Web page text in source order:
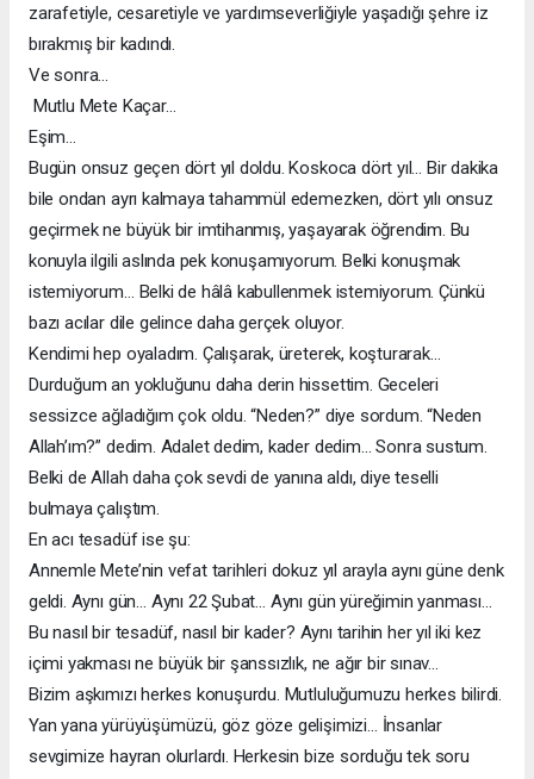
zarafetiyle, cesaretiyle ve yardımseverliğiyle yaşadığı şehre iz
bırakmış bir kadındı.
Ve sonra…
Mutlu Mete Kaçar…
Eşim…
Bugün onsuz geçen dört yıl doldu. Koskoca dört yıl… Bir dakika
bile ondan ayrı kalmaya tahammül edemezken, dört yılı onsuz
geçirmek ne büyük bir imtihanmış, yaşayarak öğrendim. Bu
konuyla ilgili aslında pek konuşamıyorum. Belki konuşmak
istemiyorum… Belki de hâlâ kabullenmek istemiyorum. Çünkü
bazı acılar dile gelince daha gerçek oluyor.
Kendimi hep oyaladım. Çalışarak, üreterek, koşturarak…
Durduğum an yokluğunu daha derin hissettim. Geceleri
sessizce ağladığım çok oldu. “Neden?” diye sordum. “Neden
Allah’ım?” dedim. Adalet dedim, kader dedim… Sonra sustum.
Belki de Allah daha çok sevdi de yanına aldı, diye teselli
bulmaya çalıştım.
En acı tesadüf ise şu:
Annemle Mete’nin vefat tarihleri dokuz yıl arayla aynı güne denk
geldi. Aynı gün… Aynı 22 Şubat… Aynı gün yüreğimin yanması…
Bu nasıl bir tesadüf, nasıl bir kader? Aynı tarihin her yıl iki kez
içimi yakması ne büyük bir şanssızlık, ne ağır bir sınav…
Bizim aşkımızı herkes konuşurdu. Mutluluğumuzu herkes bilirdi.
Yan yana yürüyüşümüzü, göz göze gelişimizi… İnsanlar
sevgimize hayran olurlardı. Herkesin bize sorduğu tek soru